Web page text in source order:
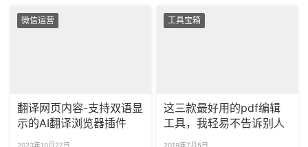
微信运营
翻译网页内容-支持双语显
示的AI翻译浏览器插件
2023年10月27日
工具宝箱
这三款最好用的pdf编辑
工具，我轻易不告诉别人
2019年7月5日